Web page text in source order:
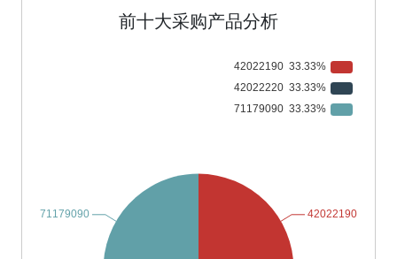
前十大采购产品分析